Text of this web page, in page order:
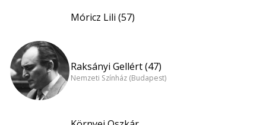
Móricz Lili (57)
Raksányi Gellért (47)
Nemzeti Színház (Budapest)